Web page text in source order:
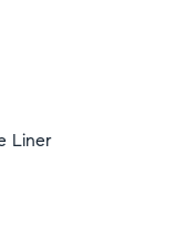
Liner